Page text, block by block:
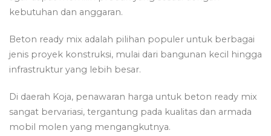
kebutuhan dan anggaran.
Beton ready mix adalah pilihan populer untuk berbagai
jenis proyek konstruksi, mulai dari bangunan kecil hingga
infrastruktur yang lebih besar.
Di daerah Koja, penawaran harga untuk beton ready mix
sangat bervariasi, tergantung pada kualitas dan armada
mobil molen yang mengangkutnya.